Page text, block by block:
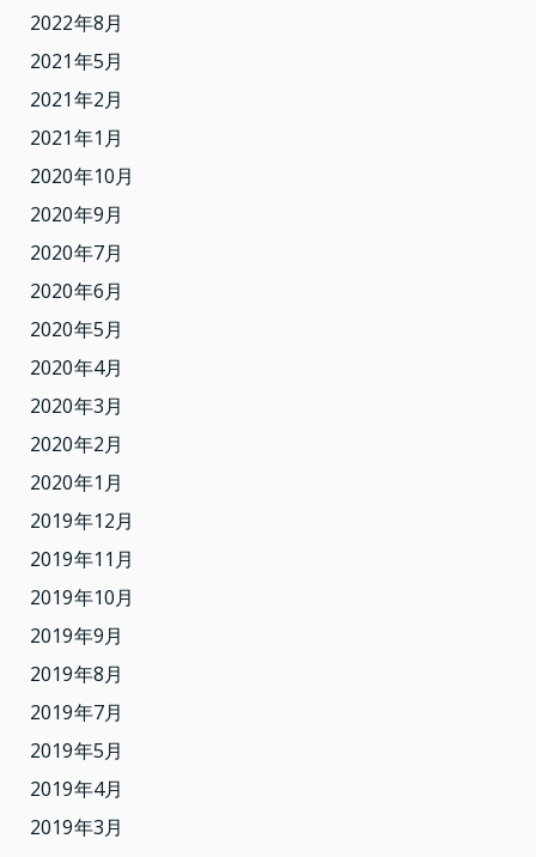
2022年8月
2021年5月
2021年2月
2021年1月
2020年10月
2020年9月
2020年7月
2020年6月
2020年5月
2020年4月
2020年3月
2020年2月
2020年1月
2019年12月
2019年11月
2019年10月
2019年9月
2019年8月
2019年7月
2019年5月
2019年4月
2019年3月